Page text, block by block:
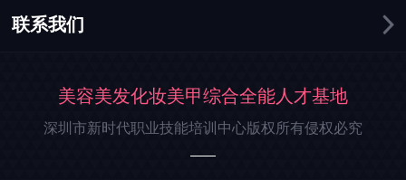
联系我们
美容美发化妆美甲综合全能人才基地
深圳市新时代职业技能培训中心版权所有侵权必究